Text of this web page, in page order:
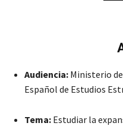
Audiencia: Ministerio
Español de Estudios
Tema: Estudiar la